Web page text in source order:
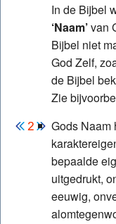
In de Bijbel
‘Naam’van
Bijbel niet
God Zelf,
de Bijbel
Zie
Gods Naam
bepaalde
uitgedrukt,
eeuwig,